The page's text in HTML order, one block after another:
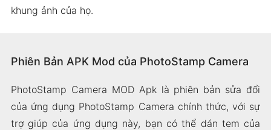
khung ảnh của họ.
Phiên Bản APK Mod của PhotoStamp Camera
PhotoStamp Camera MOD Apk là phiên bản sửa đổi
của ứng dụng PhotoStamp Camera chính thức, với sự
trợ giúp của ứng dụng này, bạn có thể dán tem của